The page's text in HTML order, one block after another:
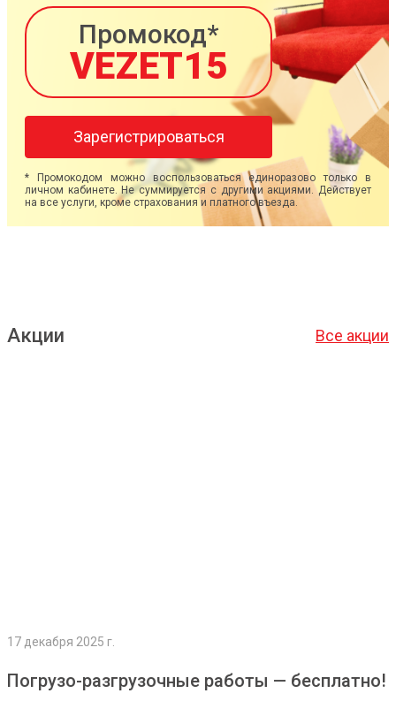
Промокод*
VEZET15
Зарегистрироваться
* Промокодом можно воспользоваться единоразово только в
личном кабинете. Не суммируется с другими акциями. Действует
на все услуги, кроме страхования и платного въезда.
Акции Все акции
17 декабря 2025 г.
Погрузо-разгрузочные работы — бесплатно!